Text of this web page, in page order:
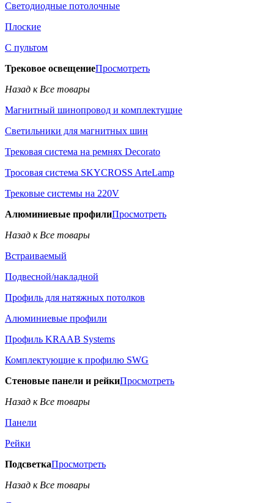
Светодиодные потолочные
Плоские
С пультом
Трековое освещениеПросмотреть
Назад к Все товары
Магнитный шинопровод и комплектущие
Светильники для магнитных шин
Трековая система на ремнях Decorato
Тросовая система SKYCROSS ArteLamp
Трековые системы на 220V
Алюминиевые профилиПросмотреть
Назад к Все товары
Встраиваемый
Подвесной/накладной
Профиль для натяжных потолков
Алюминиевые профили
Профиль KRAAB Systems
Комплектующие к профилю SWG
Стеновые панели и рейкиПросмотреть
Назад к Все товары
Панели
Рейки
ПодсветкаПросмотреть
Назад к Все товары